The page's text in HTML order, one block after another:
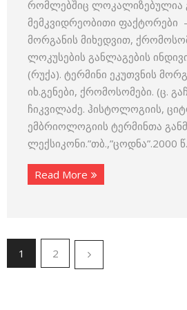
რომლებშიც ლოკალიზებულია
მემკვიდრეობითი ფაქტორები
მორგანის მიხედვით,
ლოკუსების განლაგების
(რუქა). ტერმინი ეკუთვნის
იხ.გენები, ქრომოსომები. (ც.
ჩიკვილაძე. ჰისტოლოგიის,
ემბრიოლოგიის ტერმინთა
ლექსიკონი.”თბ.,”ცოდნა”.2000
Read More
1 2